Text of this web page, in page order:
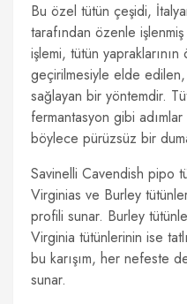
Bu özel tütün çeşidi,
tarafından özenle
işlemi, tütün
geçirilmesiyle elde
sağlayan bir yöntemdir.
fermantasyon gibi
böylece pürüzsüz bir
Savinelli Cavendish pipo
Virginias ve Burley
profili sunar. Burley
Virginia tütünlerinin ise
bu karışım, her nefeste
sunar.